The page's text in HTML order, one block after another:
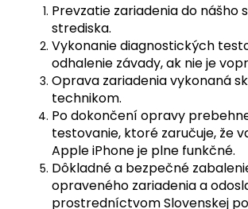
Prevzatie zariadenia do nášho
strediska.
Vykonanie diagnostických
odhalenie závady, ak nie je
Oprava zariadenia vykonaná
technikom.
Po dokončení opravy
testovanie, ktoré zaručuje, že
Apple iPhone je plne funkčné.
Dôkladné a bezpečné
opraveného zariadenia a
prostredníctvom Slovenskej